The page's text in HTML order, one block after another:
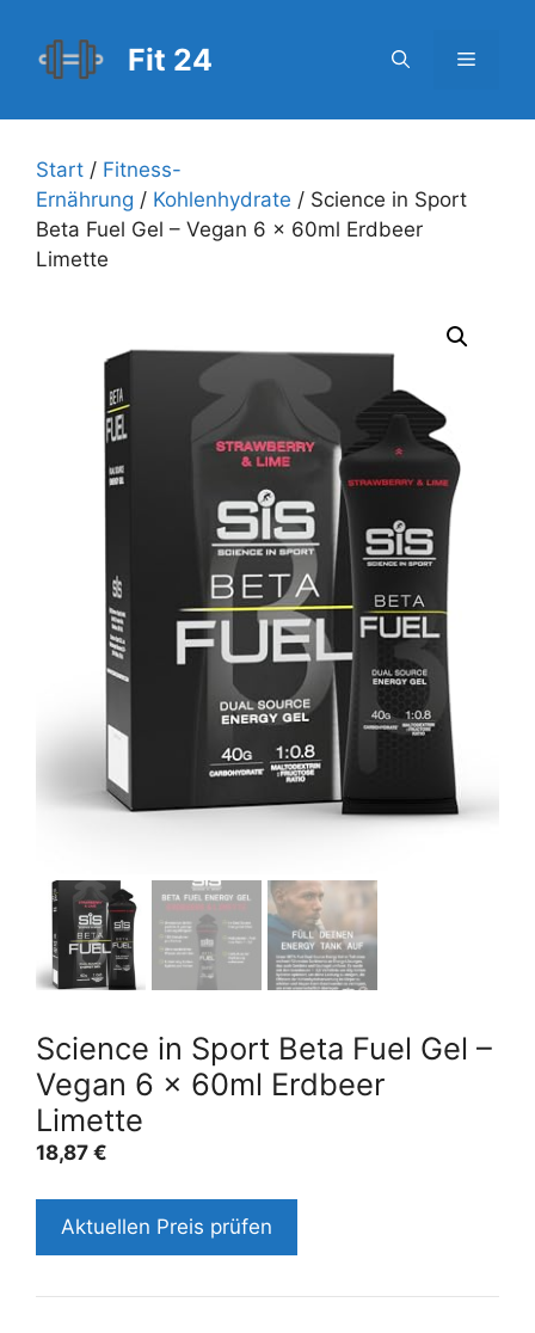
Inhalt
springen
Fit 24 Menü
Start / Fitness-
Ernährung / Kohlenhydrate / Science in Sport
Beta Fuel Gel – Vegan 6 x 60ml Erdbeer
Limette
Science in Sport Beta Fuel Gel –
Vegan 6 x 60ml Erdbeer
Limette
18,87 €
Aktuellen Preis prüfen